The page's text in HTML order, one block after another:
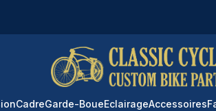
CadreGarde-BoueEclairageAccessoires